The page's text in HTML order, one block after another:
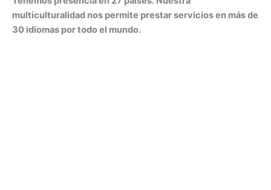
multiculturalidad nos permite prestar servicios en más de
30 idiomas por todo el mundo.